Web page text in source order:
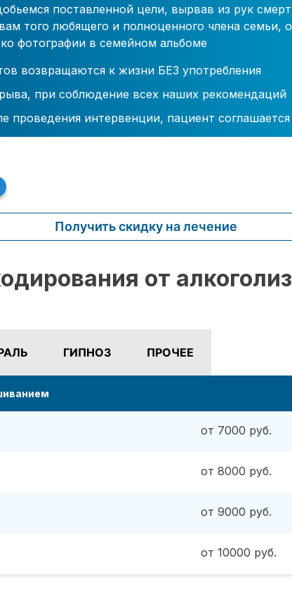
поставленной цели, вырвав из рук
того любящего и полноценного члена семьи,
фотографии в семейном альбоме
возвращаются к жизни БЕЗ употребления
при соблюдение всех наших рекомендаций
проведения интервенции, пациент
Получить скидку на лечение
от
ГИПНОЗ ПРОЧЕЕ
от 7000 руб.
от 8000 руб.
от 9000 руб.
от 10000 руб.